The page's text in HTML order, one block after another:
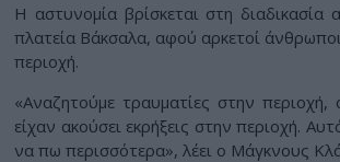
Η αστυνομία βρίσκεται στη διαδικασία
πλατεία Βάκσαλα, αφού αρκετοί
περιοχή.
«Αναζητούμε τραυματίες στην περιοχή,
είχαν ακούσει εκρήξεις στην περιοχή.
να πω περισσότερα», λέει ο Μάγκνους